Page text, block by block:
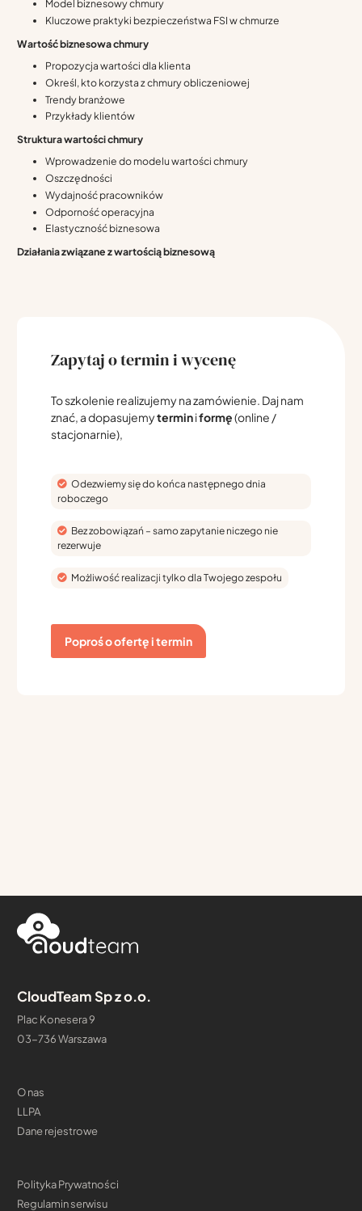
Model biznesowy chmury
Kluczowe praktyki bezpieczeństwa FSI w chmurze
Wartość biznesowa chmury
Propozycja wartości dla klienta
Określ, kto korzysta z chmury obliczeniowej
Trendy branżowe
Przykłady klientów
Struktura wartości chmury
Wprowadzenie do modelu wartości chmury
Oszczędności
Wydajność pracowników
Odporność operacyjna
Elastyczność biznesowa
Działania związane z wartością biznesową
Zapytaj o termin i wycenę
To szkolenie realizujemy na zamówienie. Daj nam
znać, a dopasujemyterminiformę(online /
stacjonarnie),
Odezwiemy się do końca następnego dnia
roboczego
Bez zobowiązań – samo zapytanie niczego nie
rezerwuje
Możliwość realizacji tylko dla Twojego zespołu
Poproś o ofertę i termin
CloudTeam Sp z o.o.
Plac Konesera 9
03-736 Warszawa
O nas
LLPA
Dane rejestrowe
Polityka Prywatności
Regulamin serwisu